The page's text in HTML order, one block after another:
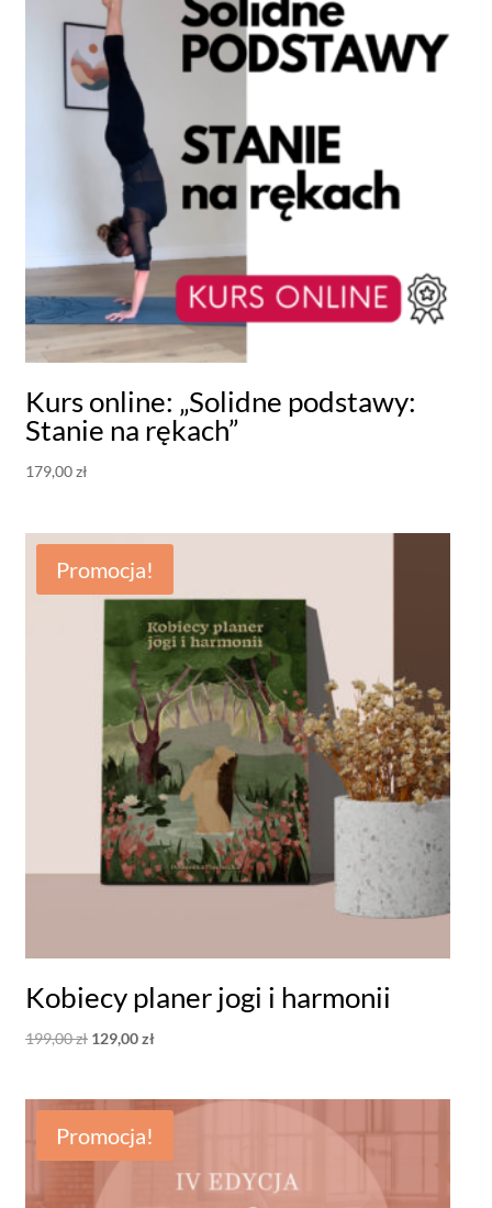
Kurs online: „Solidne podstawy:
Stanie na rękach”
179,00zł
Promocja!
Kobiecy planer jogi i harmonii
199,00zł Pierwotna
199,00 zł.
129,00złAktualna
129,00 zł.
Promocja!